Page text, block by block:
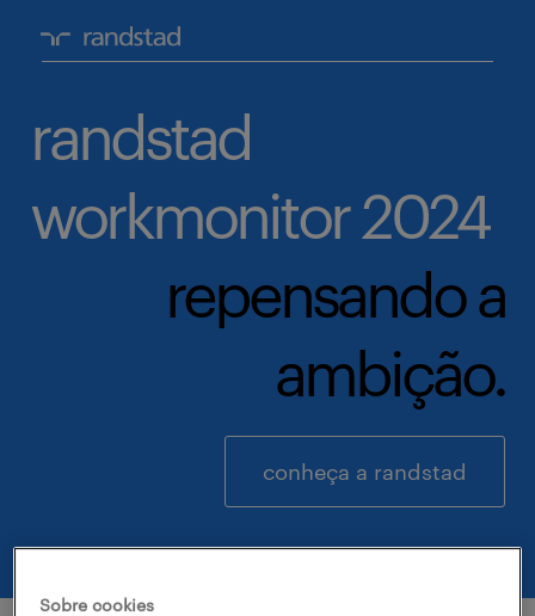
randstad
workmonitor 2024
repensando a
ambição.
conheça a randstad
Sobre cookies